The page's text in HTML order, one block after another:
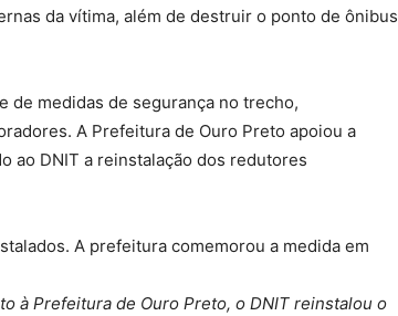
da vítima, além de destruir o ponto de ônibus
de medidas de segurança no trecho,
A Prefeitura de Ouro Preto apoiou a
ao DNIT a reinstalação dos redutores
A prefeitura comemorou a medida em
à Prefeitura de Ouro Preto, o DNIT reinstalou o